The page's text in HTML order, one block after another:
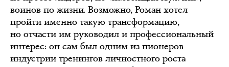
воинов по жизни. Возможно, Роман хотел
пройти именно такую трансформацию,
но отчасти им руководил и профессиональный
интерес: он сам был одним из пионеров
индустрии тренингов личностного роста